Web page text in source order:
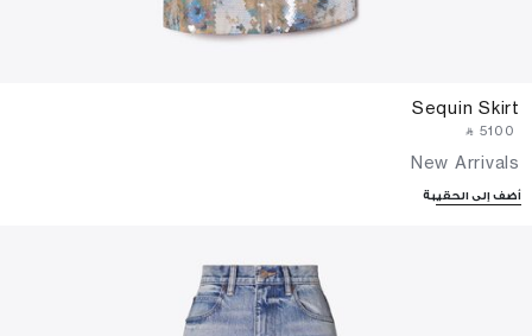
Sequin Skirt
‎ ⃁ ⁦5100⁩ ‎
New Arrivals
أضف إلى الحقيبة